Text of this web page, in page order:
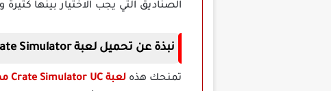
الصناديق التي يجب الاختيار بينها
نبذة عن تحميل لعبة PUBG Crate Simulator مهكرة
تمنحك هذه لعبة Crate Simulator UC مهكرة